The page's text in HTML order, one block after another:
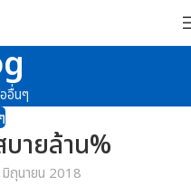
อื่นๆ
ายล้าน%
ถุนายน 2018